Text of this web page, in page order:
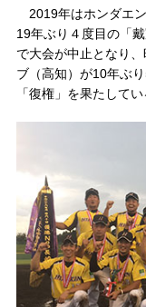
2019年はホンダエ
19年ぶり４度目の「
で大会が中止となり
ブ（高知）が10年ぶ
「復権」を果たしてい